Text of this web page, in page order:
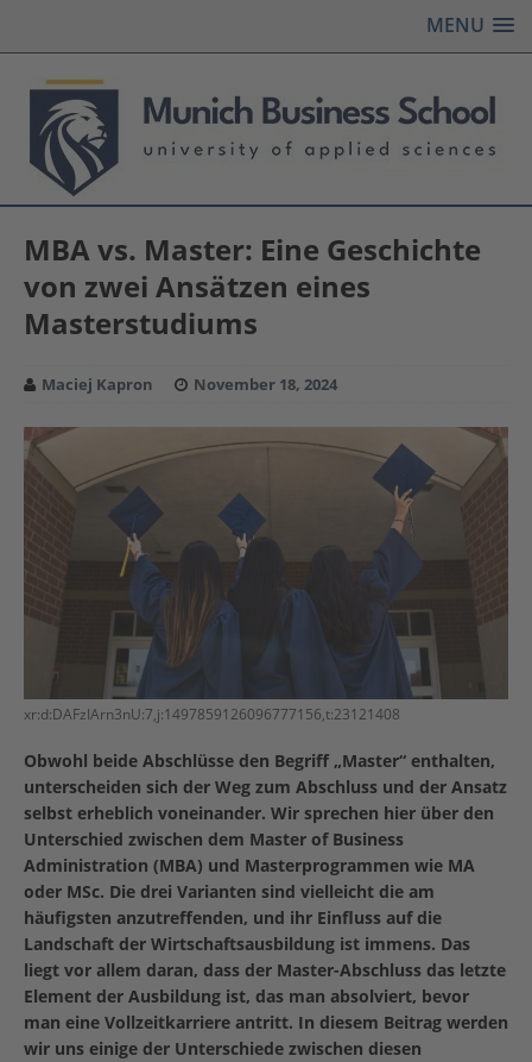
MENU
MBA vs. Master: Eine Geschichte
von zwei Ansätzen eines
Masterstudiums
Maciej Kapron November 18, 2024
xr:d:DAFzIArn3nU:7,j:1497859126096777156,t:23121408
Obwohl beide Abschlüsse den Begriff „Master“ enthalten,
unterscheiden sich der Weg zum Abschluss und der Ansatz
selbst erheblich voneinander. Wir sprechen hier über den
Unterschied zwischen dem Master of Business
Administration (MBA) und Masterprogrammen wie MA
oder MSc. Die drei Varianten sind vielleicht die am
häufigsten anzutreffenden, und ihr Einfluss auf die
Landschaft der Wirtschaftsausbildung ist immens. Das
liegt vor allem daran, dass der Master-Abschluss das letzte
Element der Ausbildung ist, das man absolviert, bevor
man eine Vollzeitkarriere antritt. In diesem Beitrag werden
wir uns einige der Unterschiede zwischen diesen